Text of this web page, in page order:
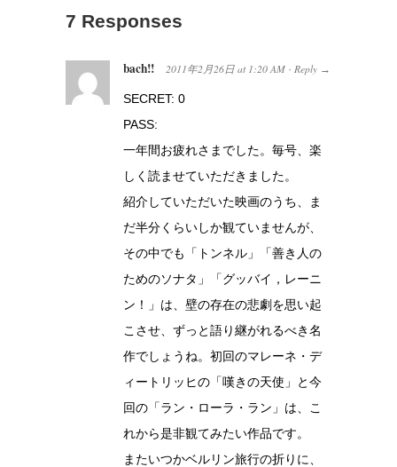
7 Responses
bach!! 2011年2月26日 at 1:20 AM · Reply →
SECRET: 0
PASS:
一年間お疲れさまでした。毎号、楽
しく読ませていただきました。
紹介していただいた映画のうち、ま
だ半分くらいしか観ていませんが、
その中でも「トンネル」「善き人の
ためのソナタ」「グッバイ，レーニ
ン！」は、壁の存在の悲劇を思い起
こさせ、ずっと語り継がれるべき名
作でしょうね。初回のマレーネ・デ
ィートリッヒの「嘆きの天使」と今
回の「ラン・ローラ・ラン」は、こ
れから是非観てみたい作品です。
またいつかベルリン旅行の折りに、